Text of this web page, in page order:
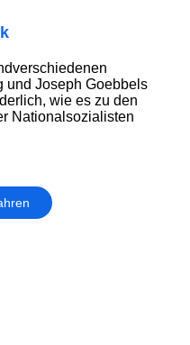
und Joseph Goebbels
wie es zu den
Nationalsozialisten